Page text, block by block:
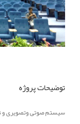
توضیحات پروژه
سیستم صوتی وتصویری و